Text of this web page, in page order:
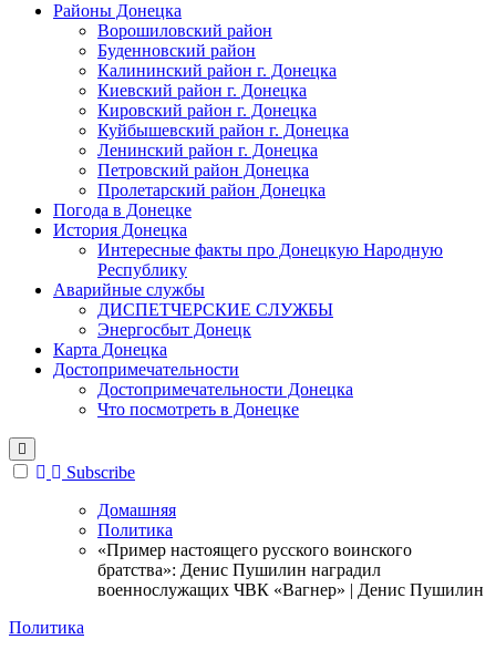
Районы Донецка
Ворошиловский район
Буденновский район
Калининский район г. Донецка
Киевский район г. Донецка
Кировский район г. Донецка
Куйбышевский район г. Донецка
Ленинский район г. Донецка
Петровский район Донецка
Пролетарский район Донецка
Погода в Донецке
История Донецка
Интересные факты про Донецкую Народную
Республику
Аварийные службы
ДИСПЕТЧЕРСКИЕ СЛУЖБЫ
Энергосбыт Донецк
Карта Донецка
Достопримечательности
Достопримечательности Донецка
Что посмотреть в Донецке
Subscribe
Домашняя
Политика
«Пример настоящего русского воинского
братства»: Денис Пушилин наградил
военнослужащих ЧВК «Вагнер» | Денис Пушилин
Политика